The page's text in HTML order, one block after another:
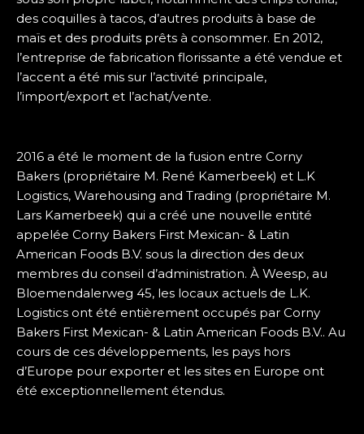
des coquilles à tacos, d’autres produits à base de
maïs et des produits prêts à consommer. En 2012,
l’entreprise de fabrication florissante a été vendue et
l’accent a été mis sur l’activité principale,
l’import/export et l’achat/vente.
2016 a été le moment de la fusion entre Corny
Bakers (propriétaire M. René Kamerbeek) et L.K
Logistics, Warehousing and Trading (propriétaire M.
Lars Kamerbeek) qui a créé une nouvelle entité
appelée Corny Bakers First Mexican- & Latin
American Foods B.V. sous la direction des deux
membres du conseil d’administration. À Weesp, au
Bloemendalerweg 45, les locaux actuels de L.K.
Logistics ont été entièrement occupés par Corny
Bakers First Mexican- & Latin American Foods B.V.. Au
cours de ces développements, les pays hors
d’Europe pour exporter et les sites en Europe ont
été exceptionnellement étendus.